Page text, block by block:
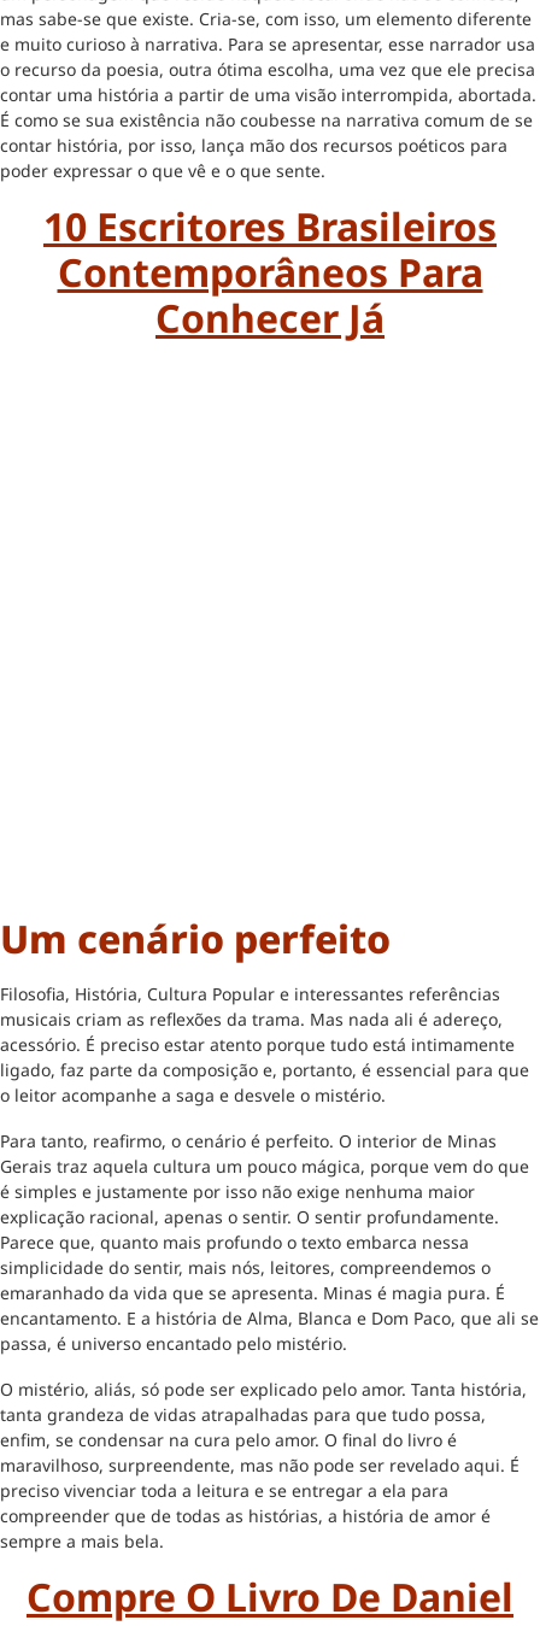
mas sabe-se que existe. Cria-se, com isso, um elemento diferente
e muito curioso à narrativa. Para se apresentar, esse narrador usa
o recurso da poesia, outra ótima escolha, uma vez que ele precisa
contar uma história a partir de uma visão interrompida, abortada.
É como se sua existência não coubesse na narrativa comum de se
contar história, por isso, lança mão dos recursos poéticos para
poder expressar o que vê e o que sente.
10 Escritores Brasileiros
Contemporâneos Para
Conhecer Já
Um cenário perfeito
Filosofia, História, Cultura Popular e interessantes referências
musicais criam as reflexões da trama. Mas nada ali é adereço,
acessório. É preciso estar atento porque tudo está intimamente
ligado, faz parte da composição e, portanto, é essencial para que
o leitor acompanhe a saga e desvele o mistério.
Para tanto, reafirmo, o cenário é perfeito. O interior de Minas
Gerais traz aquela cultura um pouco mágica, porque vem do que
é simples e justamente por isso não exige nenhuma maior
explicação racional, apenas o sentir. O sentir profundamente.
Parece que, quanto mais profundo o texto embarca nessa
simplicidade do sentir, mais nós, leitores, compreendemos o
emaranhado da vida que se apresenta. Minas é magia pura. É
encantamento. E a história de Alma, Blanca e Dom Paco, que ali se
passa, é universo encantado pelo mistério.
O mistério, aliás, só pode ser explicado pelo amor. Tanta história,
tanta grandeza de vidas atrapalhadas para que tudo possa,
enfim, se condensar na cura pelo amor. O final do livro é
maravilhoso, surpreendente, mas não pode ser revelado aqui. É
preciso vivenciar toda a leitura e se entregar a ela para
compreender que de todas as histórias, a história de amor é
sempre a mais bela.
Compre O Livro De Daniel